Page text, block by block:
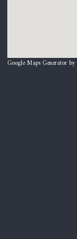
Google Maps Generator by